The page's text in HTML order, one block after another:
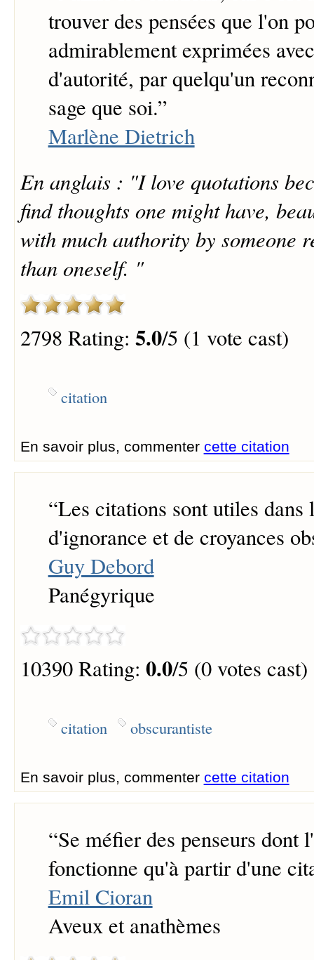
trouver des pensées que l'on
admirablement exprimées
d'autorité, par quelqu'un
sage que soi.”
Marlène Dietrich
En anglais : "I love quotations
find thoughts one might have,
with much authority by someone
than oneself. "
2798 Rating: 5.0/5 (1 vote cast)
citation
En savoir plus, commenter cette citation
“Les citations sont utiles dans
d'ignorance et de croyances
Guy Debord
Panégyrique
10390 Rating: 0.0/5 (0 votes cast)
citation obscurantiste
En savoir plus, commenter cette citation
“Se méfier des penseurs dont
fonctionne qu'à partir d'une
Emil Cioran
Aveux et anathèmes